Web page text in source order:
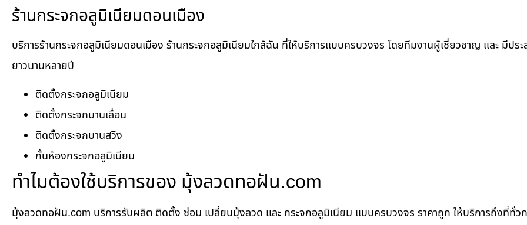
ร้านกระจกอลูมิเนียมดอนเมือง
บริการร้านกระจกอลูมิเนียมดอนเมือง ร้านกระจกอลูมิเนียมใกล้ฉัน ที่ให้บริการแบบครบวงจร โดยทีมงานผู้เชี่ยวชาญ และ มีปร
ยาวนานหลายปี
ติดตั้งกระจกอลูมิเนียม
ติดตั้งกระจกบานเลื่อน
ติดตั้งกระจกบานสวิง
กั้นห้องกระจกอลูมิเนียม
ทำไมต้องใช้บริการของ มุ้งลวดทอฝัน.com
มุ้งลวดทอฝัน.com บริการรับผลิต ติดตั้ง ซ่อม เปลี่ยนมุ้งลวด และ กระจกอลูมิเนียม แบบครบวงจร ราคาถูก ให้บริการถึงที่ทั่ว